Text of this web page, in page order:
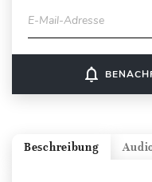
E-Mail-Adresse
notifications_none
Beschreibung